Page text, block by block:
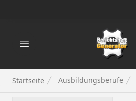
Startseite Ausbildungsberufe